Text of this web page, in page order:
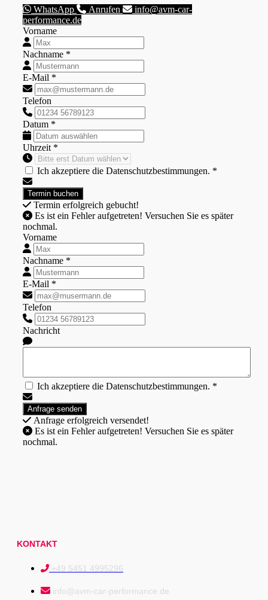
WhatsApp Anrufen
info@avm-car-
performance.de
Vorname
Nachname *
E-Mail *
Telefon
Datum *
Uhrzeit *
Ich akzeptiere die Datenschutzbestimmungen. *
Termin erfolgreich gebucht!
nochmal.
Vorname
Nachname *
E-Mail *
Telefon
Nachricht
Ich akzeptiere die Datenschutzbestimmungen. *
Anfrage erfolgreich versendet!
nochmal.
KONTAKT
+49 5451 4995296
info@avm-car-performance.de